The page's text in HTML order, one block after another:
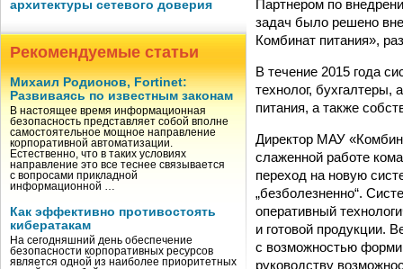
архитектуры сетевого доверия
Рекомендуемые статьи
Михаил Родионов, Fortinet:
Развиваясь по известным законам
В настоящее время информационная
безопасность представляет собой вполне
самостоятельное мощное направление
корпоративной автоматизации.
Естественно, что в таких условиях
направление это все теснее связывается
с вопросами прикладной
информационной …
Как эффективно противостоять
кибератакам
На сегодняшний день обеспечение
безопасности корпоративных ресурсов
является одной из наиболее приоритетных
Партнером по
задач было решено
Комбинат питания»,
В течение 2015 года
технолог,
питания, а также
Директор МАУ
слаженной работе
переход на новую
„безболезненно“.
оперативный
и готовой продукции.
с возможностью
руководству